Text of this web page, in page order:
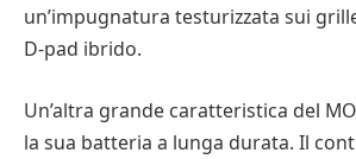
un’impugnatura testurizzata sui
D-pad ibrido.
Un’altra grande caratteristica del
la sua batteria a lunga durata. Il